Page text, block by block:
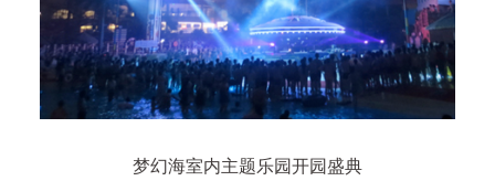
梦幻海室内主题乐园开园盛典